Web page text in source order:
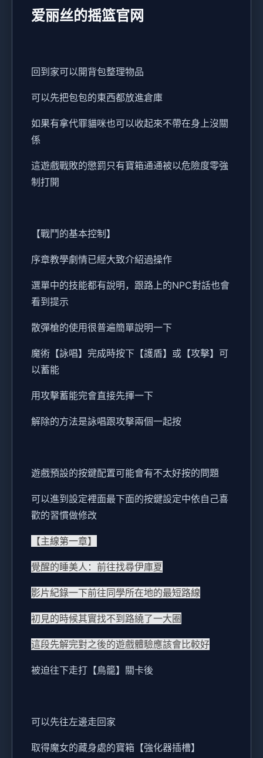
爱丽丝的摇篮官网
回到家可以開背包整理物品
可以先把包包的東西都放進倉庫
如果有拿代罪貓咪也可以收起來不帶在身上沒關
係
這遊戲戰敗的懲罰只有寶箱通通被以危險度零強
制打開
【戰鬥的基本控制】
序章教學劇情已經大致介紹過操作
選單中的技能都有說明，跟路上的NPC對話也會
看到提示
散彈槍的使用很普遍簡單說明一下
魔術【詠唱】完成時按下【護盾】或【攻擊】可
以蓄能
用攻擊蓄能完會直接先揮一下
解除的方法是詠唱跟攻擊兩個一起按
遊戲預設的按鍵配置可能會有不太好按的問題
可以進到設定裡面最下面的按鍵設定中依自己喜
歡的習慣做修改
【主線第一章】
覺醒的睡美人：前往找尋伊庫夏
影片紀錄一下前往同學所在地的最短路線
初見的時候其實找不到路繞了一大圈
這段先解完對之後的遊戲體驗應該會比較好
被迫往下走打【鳥籠】關卡後
可以先往左邊走回家
取得魔女的藏身處的寶箱【強化器插槽】